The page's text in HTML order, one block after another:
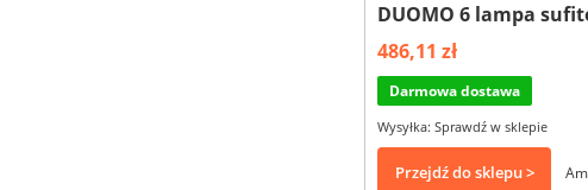
DUOMO 6 lampa
486,11 zł
Darmowa dostawa
Wysyłka: Sprawdź w sklepie
Przejdź do sklepu >